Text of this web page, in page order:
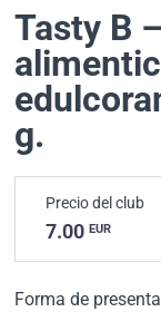
Tasty B
g.
Precio del club
7.00 EUR
Forma de